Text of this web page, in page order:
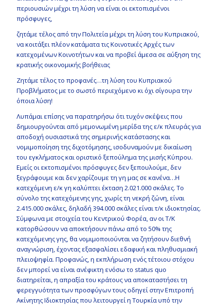
περιουσιών μέχρι τη λύση να είναι οι εκτοπισμένοι
πρόσφυγες,
ζητάμε τέλος από την Πολιτεία μέχρι τη λύση του Κυπριακού,
να κοιτάξει πλέον κατάματα τις Κοινοτικές Αρχές των
κατεχομένων Κοινοτήτων και να προβεί άμεσα σε αύξηση της
κρατικής οικονομικής βοήθειας
Ζητάμε τέλος το προφανές…τη λύση του Κυπριακού
Προβλήματος με το σωστό περιεχόμενο κι όχι σίγουρα την
όποια λύση!
Λυπάμαι επίσης να παρατηρήσω ότι τυχόν σκέψεις που
δημιουργούνται από μεμονωμένη μερίδα της ε/κ πλευράς για
αποδοχή ουσιαστικά της σημερινής κατάστασης και
νομιμοποίηση της διχοτόμησης, ισοδυναμούν με δικαίωση
του εγκλήματος και οριστικό ξεπούλημα της μισής Κύπρου.
Εμείς οι εκτοπισμένοι πρόσφυγες δεν ξεπουλούμε, δεν
ξεγράφουμε και δεν χαρίζουμε τη γη μας σε κανένα…Η
κατεχόμενη ε/κ γη καλύπτει έκταση 2.021.000 σκάλες. Το
σύνολο της κατεχόμενης γης, χωρίς τη νεκρή ζώνη, είναι
2.415.000 σκάλες, δηλαδή 394.000 σκάλες είναι τ/κ ιδιοκτησίας.
Σύμφωνα με στοιχεία του Κεντρικού Φορέα, αν οι Τ/Κ
κατορθώσουν να αποκτήσουν πάνω από το 50% της
κατεχόμενης γης, θα νομιμοποιούνται να ζητήσουν διεθνή
αναγνώριση, έχοντας εξασφαλίσει εδαφική και πληθυσμιακή
πλειοψηφία. Προφανώς, η εκπλήρωση ενός τέτοιου στόχου
δεν μπορεί να είναι ανέφικτη ενόσω το status quo
διατηρείται, η απραξία του κράτους να αποκαταστήσει τη
φερεγγυότητα των προσφύγων τους οδηγεί στην Επιτροπή
Ακίνητης Ιδιοκτησίας που λειτουργεί η Τουρκία υπό την